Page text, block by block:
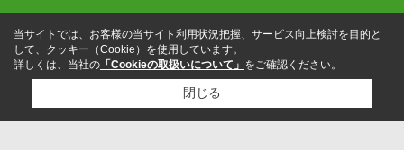
当サイトでは、お客様の当サイト利用状況把握、サービス向上検討を目的と
して、クッキー（Cookie）を使用しています。
詳しくは、当社の 「Cookieの取扱いについて」 をご確認ください。
閉じる